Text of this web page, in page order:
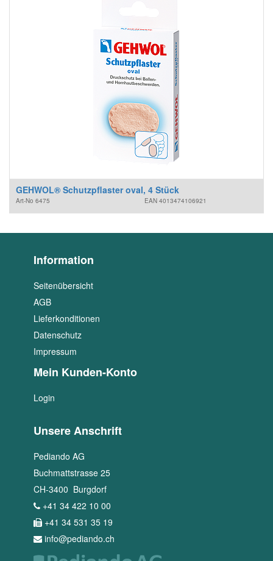
GEHWOL® Schutzpflaster oval, 4 Stück
Art-No 6475 EAN 4013474106921
Information
Seitenübersicht
AGB
Lieferkonditionen
Datenschutz
Impressum
Mein Kunden-Konto
Login
Unsere Anschrift
Pediando AG
Buchmattstrasse 25
CH-3400 Burgdorf
+41 34 422 10 00
+41 34 531 35 19
info@pediando.ch